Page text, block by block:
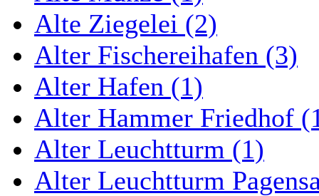
Alte Ziegelei (2)
Alter Fischereihafen (3)
Alter Hafen (1)
Alter Hammer Friedhof
Alter Leuchtturm (1)
Alter Leuchtturm